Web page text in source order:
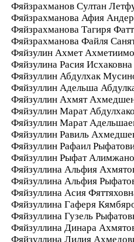
Фяйзрахманов Султан
Фяйзрахманова Афия
Фяйзрахманова Тагиря
Фяйзрахманова Файля
Фяйзулин Ахмет
Фяйзулина Расия Исхаковна
Фяйзуллин Абдулхак
Фяйзуллин Адельша
Фяйзуллин Ахмят
Фяйзуллин Марат
Фяйзуллин Марат
Фяйзуллин Равиль
Фяйзуллин Рафаил
Фяйзуллин Рыфат
Фяйзуллина Альфия
Фяйзуллина Альфия
Фяйзуллина Асия
Фяйзуллина Гаферя
Фяйзуллина Гузель
Фяйзуллина Динара
Фяйзуллина Лилия